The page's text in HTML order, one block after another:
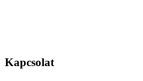
Kapcsolat